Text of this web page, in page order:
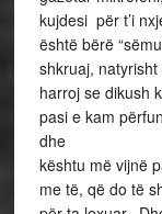
kujdesi për t’i
është bërë
shkruaj,
harroj se dikush
pasi e kam
dhe
kështu më vijnë
me të, që do të